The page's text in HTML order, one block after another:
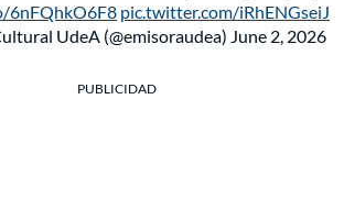
6nFQhkO6F8 pic.twitter.com/iRhENGseiJ
UdeA (@emisoraudea) June 2, 2026
PUBLICIDAD